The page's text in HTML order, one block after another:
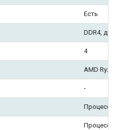
Есть
DDR4,
4
AMD
-